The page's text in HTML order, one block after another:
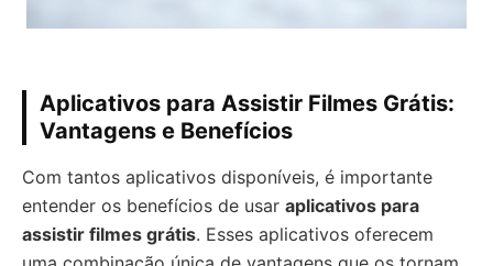
Aplicativos para Assistir Filmes Grátis:
Vantagens e Benefícios
Com tantos aplicativos disponíveis, é importante
entender os benefícios de usar aplicativos para
assistir filmes grátis. Esses aplicativos oferecem